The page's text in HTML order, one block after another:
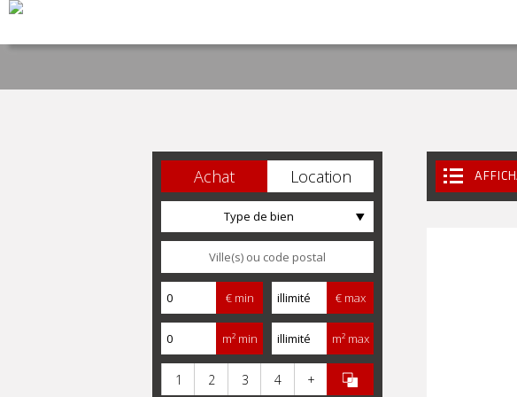
Achat Location
Type de bien
€ min € max
m² min m² max
1 2 3 4 +